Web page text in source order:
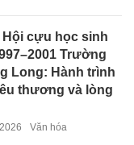
Hội cựu học sinh
Trường
Long: Hành trình
thương và lòng
Văn hóa